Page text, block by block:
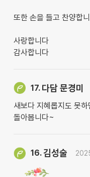
또한 손을 들고 찬양합
사랑합니다
감사합니다
17. 다담 문경미
새보다 지혜롭지도 못
돌아봅니다~
16.김성술